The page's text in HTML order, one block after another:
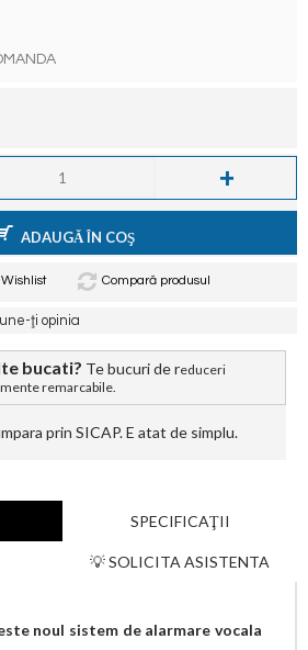
+
ADAUGĂ ÎN COŞ
Compară produsul
ţi opinia
bucati? Te bucuri de reduceri
remarcabile.
prin SICAP. E atat de simplu.
SPECIFICAŢII
💡 SOLICITA ASISTENTA
noul sistem de alarmare vocala